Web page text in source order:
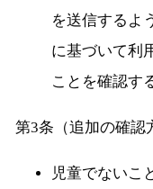
を送信するよ
に基づいて利
ことを確認す
第3条（追加の確認
児童でないこ